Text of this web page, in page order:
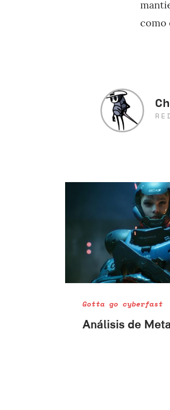
como
Gotta go cyberfast
Análisis de